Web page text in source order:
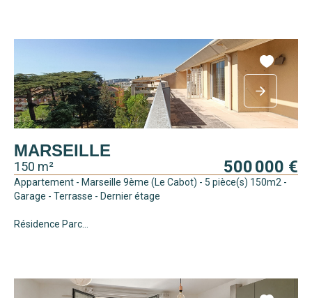
MARSEILLE
150 m² 500 000 €
Appartement - Marseille 9ème (Le Cabot) - 5 pièce(s) 150m2 -
Garage - Terrasse - Dernier étage
Résidence Parc...